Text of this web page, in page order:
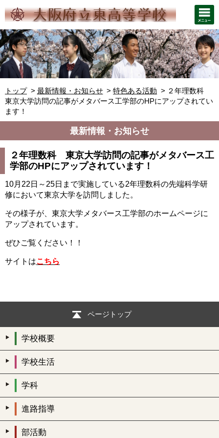
トップ 最新情報・お知らせ 特色ある活動
２年理数科
東京大学訪問の記事がメタバース工学部のHPにアップされてい
ます！
最新情報・お知らせ
２年理数科 東京大学訪問の記事がメタバース工
学部のHPにアップされています！
10月22日～25日まで実施している2年理数科の先端科学研
修において東京大学を訪問しました。
その様子が、東京大学メタバース工学部のホームページに
アップされています。
ぜひご覧ください！！
サイトはこちら
ページトップ
学校概要
学校生活
学科
進路指導
部活動